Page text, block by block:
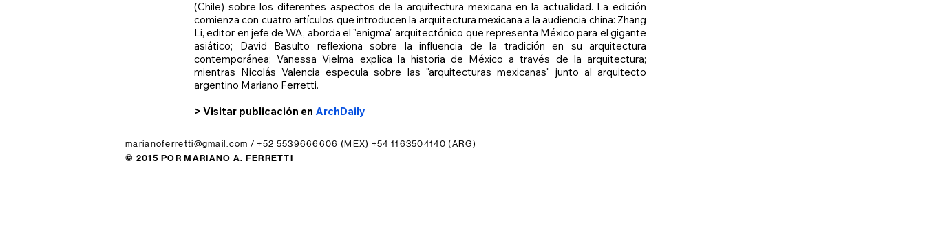
(Chile) sobre los diferentes aspectos de la arquitectura mexicana en la actualidad. La edición
comienza con cuatro artículos que introducen la arquitectura mexicana a la audiencia china: Zhang
Li, editor en jefe de WA, aborda el "enigma" arquitectónico que representa México para el gigante
asiático; David Basulto reflexiona sobre la influencia de la tradición en su arquitectura
contemporánea; Vanessa Vielma explica la historia de México a través de la arquitectura;
mientras Nicolás Valencia especula sobre las "arquitecturas mexicanas" junto al arquitecto
argentino Mariano Ferretti.
> Visitar publicación en ArchDaily
marianoferretti@gmail.com / +52 5539666606 (MEX) +54 1163504140 (ARG)
© 2015 POR MARIANO A. FERRETTI